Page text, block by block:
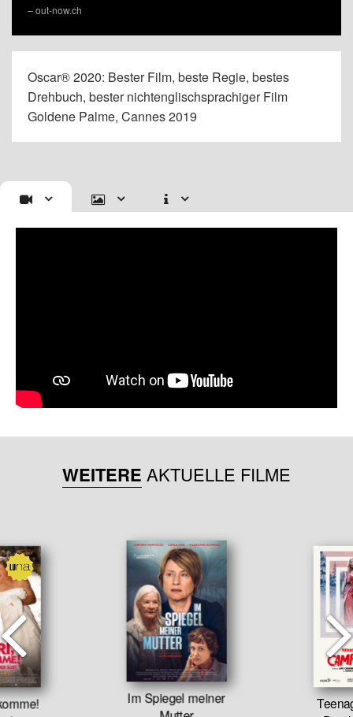
– out-now.ch
Oscar® 2020: Bester Film, beste Regie, bestes
Drehbuch, bester nichtenglischsprachiger Film
Goldene Palme, Cannes 2019
WEITERE AKTUELLE FILME
Im Spiegel meiner